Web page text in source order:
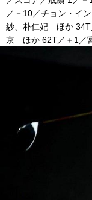
／－10／チョン・イ
紗、朴仁妃 ほか 34T
京 ほか 62T／＋1／